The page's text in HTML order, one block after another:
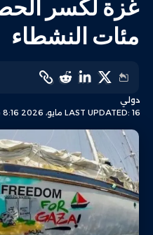
غزة لكسر
مئات النشطاء
LAST UPDATED: 16 مايو، 2026 8:16 م
دولي